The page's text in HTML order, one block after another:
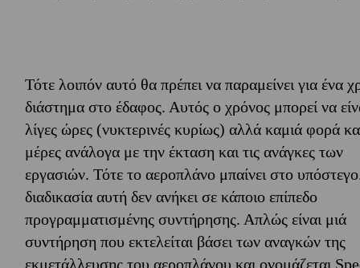
Τότε λοιπόν αυτό θα πρέπει να παραμείνει για ένα
διάστημα στο έδαφος. Αυτός ο χρόνος μπορεί να
λίγες ώρες (νυκτερινές κυρίως) αλλά καμιά φορά
μέρες ανάλογα με την έκταση και τις ανάγκες των
εργασιών. Τότε το αεροπλάνο μπαίνει στο
διαδικασία αυτή δεν ανήκει σε κάποιο επίπεδο
προγραμματισμένης συντήρησης. Απλώς είναι μιά
συντήρηση που εκτελείται βάσει των αναγκών της
εκμετάλλευσης του αεροπλάνου και ονομάζεται